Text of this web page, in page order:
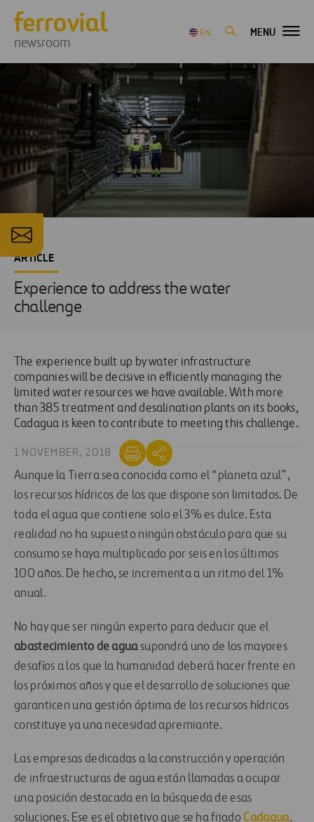
newsroom
EN MENU
ARTICLE
Experience to address the water
challenge
The experience built up by water infrastructure
companies will be decisive in efficiently managing the
limited water resources we have available. With more
than 385 treatment and desalination plants on its books,
Cadagua is keen to contribute to meeting this challenge.
1 NOVEMBER, 2018
Aunque la Tierra sea conocida como el “planeta azul”,
los recursos hídricos de los que dispone son limitados. De
toda el agua que contiene solo el 3% es dulce. Esta
realidad no ha supuesto ningún obstáculo para que su
consumo se haya multiplicado por seis en los últimos
100 años. De hecho, se incrementa a un ritmo del 1%
anual.
No hay que ser ningún experto para deducir que el
abastecimiento de aguasupondrá uno de los mayores
desafíos a los que la humanidad deberá hacer frente en
los próximos años y que el desarrollo de soluciones que
garanticen una gestión óptima de los recursos hídricos
constituye ya una necesidad apremiante.
Las empresas dedicadas a la construcción y operación
de infraestructuras de agua están llamadas a ocupar
una posición destacada en la búsqueda de esas
soluciones. Ese es el objetivo que se ha fijado Cadagua.